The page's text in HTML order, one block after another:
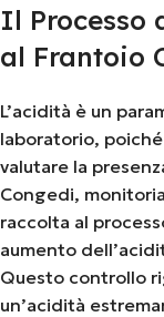
Il Processo
al Frantoio
L’acidità è un
laboratorio,
valutare la
Congedi,
raccolta al
aumento
Questo controllo
un’acidità